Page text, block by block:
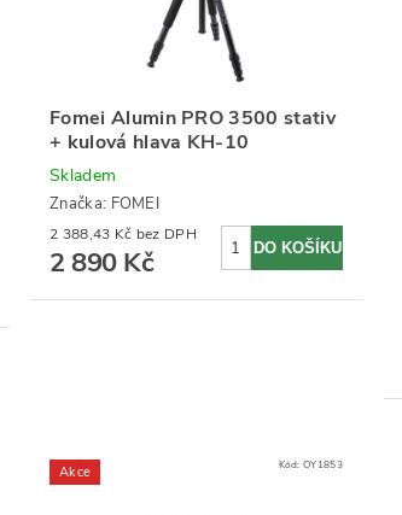
Fomei Alumin PRO 3500 stativ
+ kulová hlava KH-10
Skladem
Značka: FOMEI
2 388,43 Kč bez DPH
2 890 Kč
Akce Kód:OY1853